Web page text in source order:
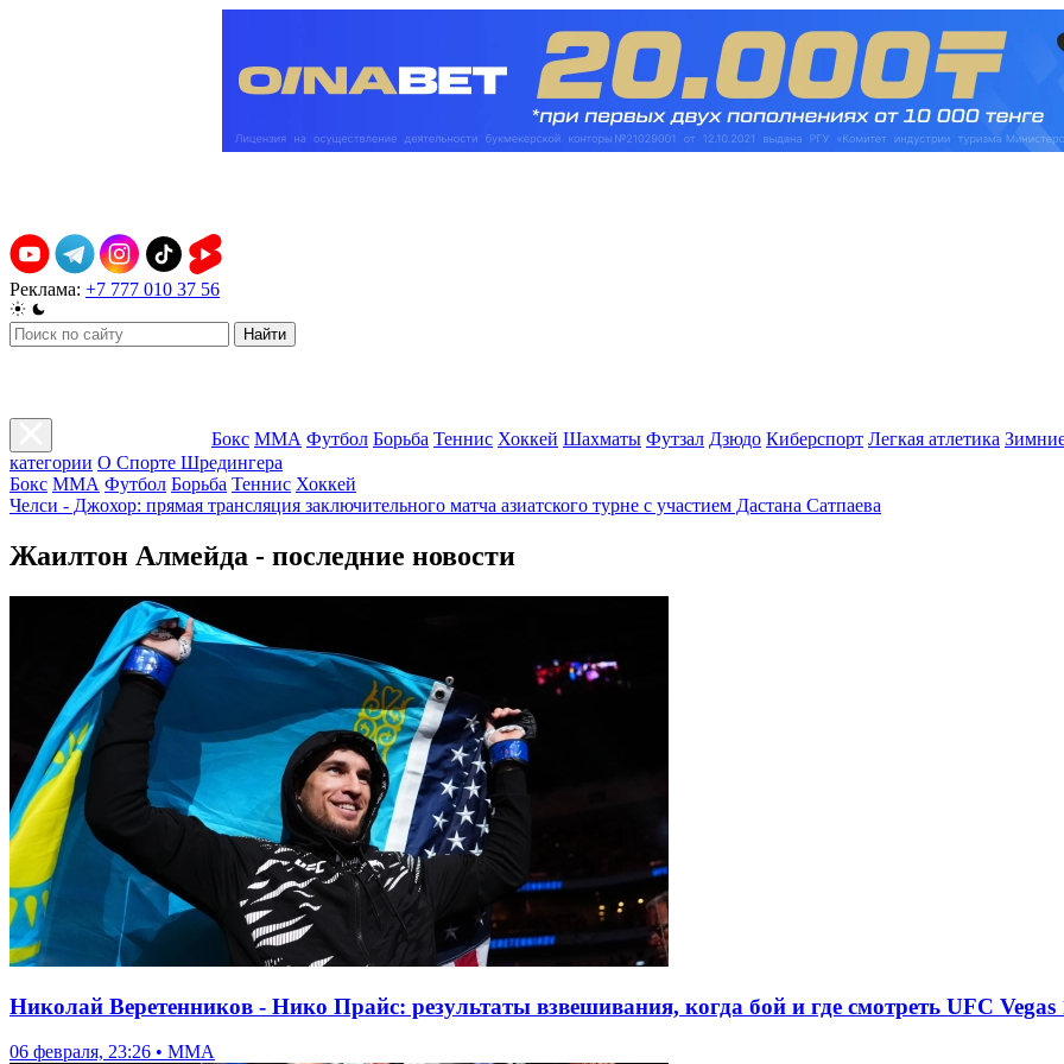
Реклама: +7 777 010 37 56
Найти
Бокс ММА Футбол Борьба Теннис Хоккей Шахматы Футзал Дзюдо Киберспорт Легкая атлетика
категории О Спорте Шредингера
Бокс ММА Футбол Борьба Теннис Хоккей
Челси - Джохор: прямая трансляция заключительного матча азиатского турне с участием Дастана Сатпаева
Жаилтон Алмейда - последние новости
Николай Веретенников - Нико Прайс: результаты взвешивания, когда бой и где смотреть UFC Vegas
06 февраля, 23:26 • ММА